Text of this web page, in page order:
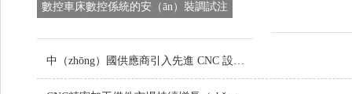
數控車床數控係統的安（ān）裝調試注
中（zhōng）國供應商引入先進 CNC 設備，提升定（dìng）製（zhì）金屬零件（jiàn）品質